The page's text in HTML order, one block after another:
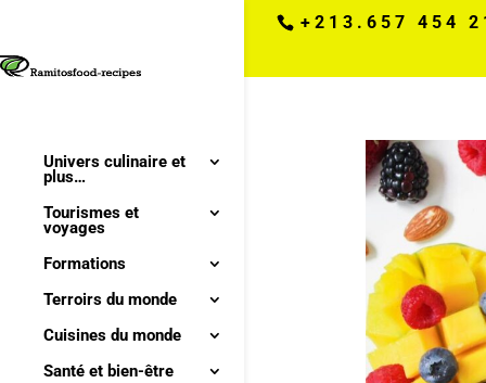
+213.657 454
Univers culinaire et
plus…
Tourismes et
voyages
Formations
Terroirs du monde
Cuisines du monde
Santé et bien-être